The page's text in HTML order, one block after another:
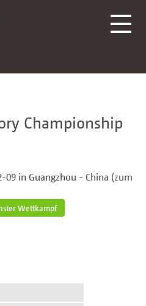
Championship
in Guangzhou - China (zum
Wettkampf